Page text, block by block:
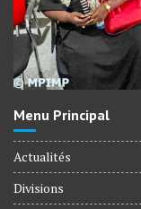
Menu Principal
Actualités
Divisions